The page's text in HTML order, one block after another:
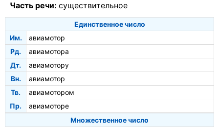
Часть речи: существительное
Единственное число
Им.
авиамотор
Рд.
авиамотора
Дт.
авиамотору
Вн.
авиамотор
Тв.
авиамотором
Пр.
авиамоторе
Множественное число